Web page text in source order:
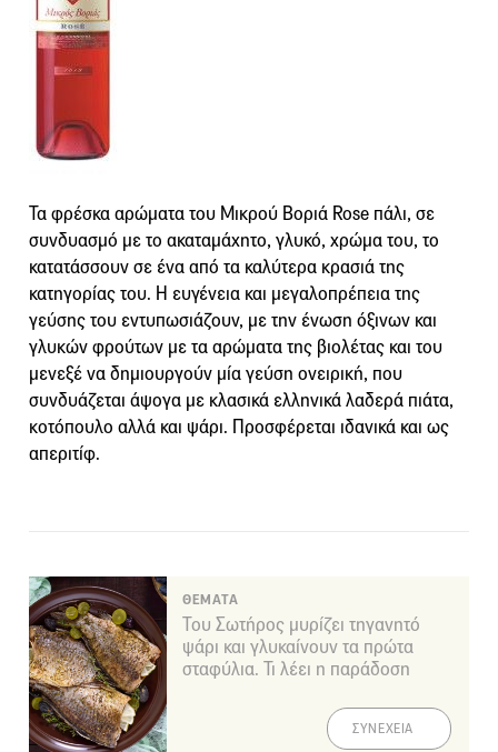
Τα φρέσκα αρώματα του Μικρού Βοριά Rose πάλι, σε
συνδυασμό με το ακαταμάχητο, γλυκό, χρώμα του, το
κατατάσσουν σε ένα από τα καλύτερα κρασιά της
κατηγορίας του. Η ευγένεια και μεγαλοπρέπεια της
γεύσης του εντυπωσιάζουν, με την ένωση όξινων και
γλυκών φρούτων με τα αρώματα της βιολέτας και του
μενεξέ να δημιουργούν μία γεύση ονειρική, που
συνδυάζεται άψογα με κλασικά ελληνικά λαδερά πιάτα,
κοτόπουλο αλλά και ψάρι. Προσφέρεται ιδανικά και ως
απεριτίφ.
ΘΕΜΑΤΑ
Του Σωτήρος μυρίζει τηγανητό
ψάρι και γλυκαίνουν τα πρώτα
σταφύλια. Τι λέει η παράδοση
ΣΥΝΕΧΕΙΑ